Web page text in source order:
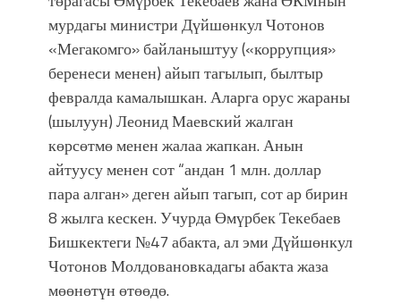
мурдагы министри Дүйшөнкул Чотонов
«Мегакомго» байланыштуу («коррупция»
беренеси менен) айып тагылып, былтыр
февралда камалышкан. Аларга орус жараны
(шылуун) Леонид Маевский жалган
көрсөтмө менен жалаа жапкан. Анын
айтуусу менен сот “андан 1 млн. доллар
пара алган» деген айып тагып, сот ар бирин
8 жылга кескен. Учурда Өмүрбек Текебаев
Бишкектеги №47 абакта, ал эми Дүйшөнкул
Чотонов Молдовановкадагы абакта жаза
мөөнөтүн өтөөдө.